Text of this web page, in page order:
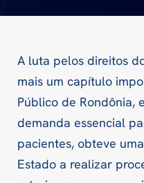
A luta pelos direitos
mais um capítulo
Público de Rondônia,
demanda essencial
pacientes, obteve
Estado a realizar